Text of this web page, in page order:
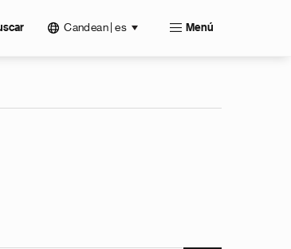
Candean | es Menú